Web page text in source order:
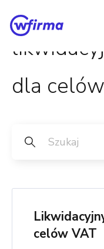
dla
celów VAT